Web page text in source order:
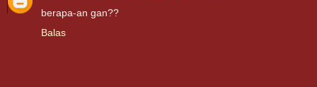
berapa-an gan??
Balas